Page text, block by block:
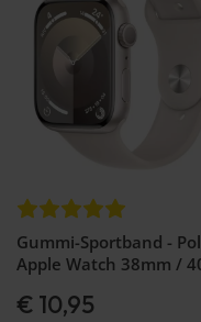
Gummi-Sportband -
Apple Watch 38mm /
€ 10,95